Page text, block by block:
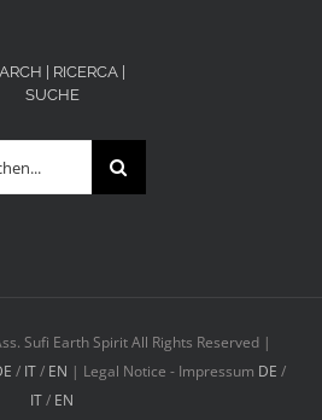
| RICERCA |
SUCHE
Sufi Earth Spirit All Rights Reserved |
/ IT/ EN | Legal Notice - Impressum DE /
IT/ EN